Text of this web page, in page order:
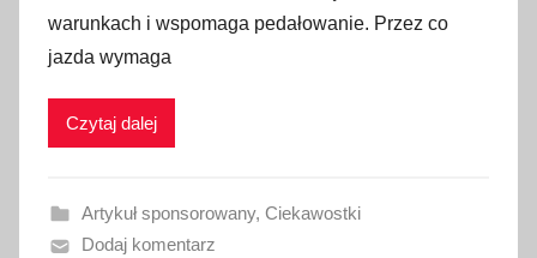
i
k
a
7
warunkach i wspomaga pedałowanie. Przez co
jazda wymaga
Czytaj dalej
Artykuł sponsorowany, Ciekawostki
Dodaj komentarz